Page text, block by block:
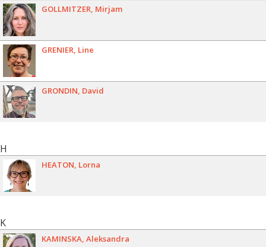
GOLLMITZER Mirjam
GRENIER Line
GRONDIN David
H
HEATON Lorna
K
KAMINSKA Aleksandra